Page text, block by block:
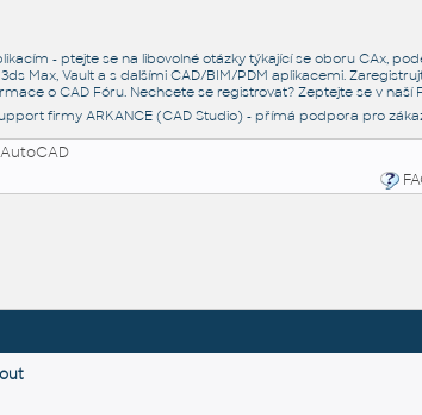
- ptejte se na libovolné otázky týkající se oboru CAx,
3ds Max, Vault a s dalšími CAD/BIM/PDM aplikacemi.
o CAD Fóru. Nechcete se registrovat? Zeptejte se v naší
firmy ARKANCE (CAD Studio) - přímá podpora pro
AutoCAD